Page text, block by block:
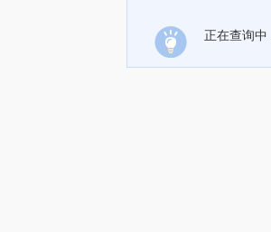
正在查询中